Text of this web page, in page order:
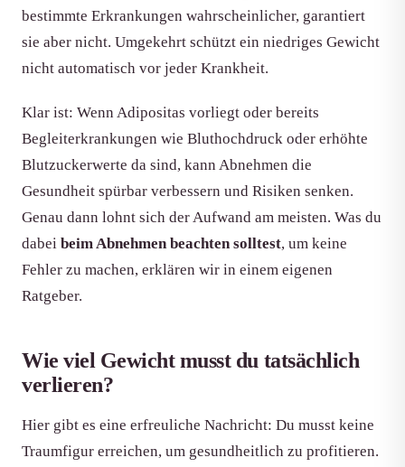
bestimmte Erkrankungen wahrscheinlicher, garantiert
sie aber nicht. Umgekehrt schützt ein niedriges Gewicht
nicht automatisch vor jeder Krankheit.
Klar ist: Wenn Adipositas vorliegt oder bereits
Begleiterkrankungen wie Bluthochdruck oder erhöhte
Blutzuckerwerte da sind, kann Abnehmen die
Gesundheit spürbar verbessern und Risiken senken.
Genau dann lohnt sich der Aufwand am meisten. Was du
dabei beim Abnehmen beachten solltest, um keine
Fehler zu machen, erklären wir in einem eigenen
Ratgeber.
Wie viel Gewicht musst du tatsächlich
verlieren?
Hier gibt es eine erfreuliche Nachricht: Du musst keine
Traumfigur erreichen, um gesundheitlich zu profitieren.